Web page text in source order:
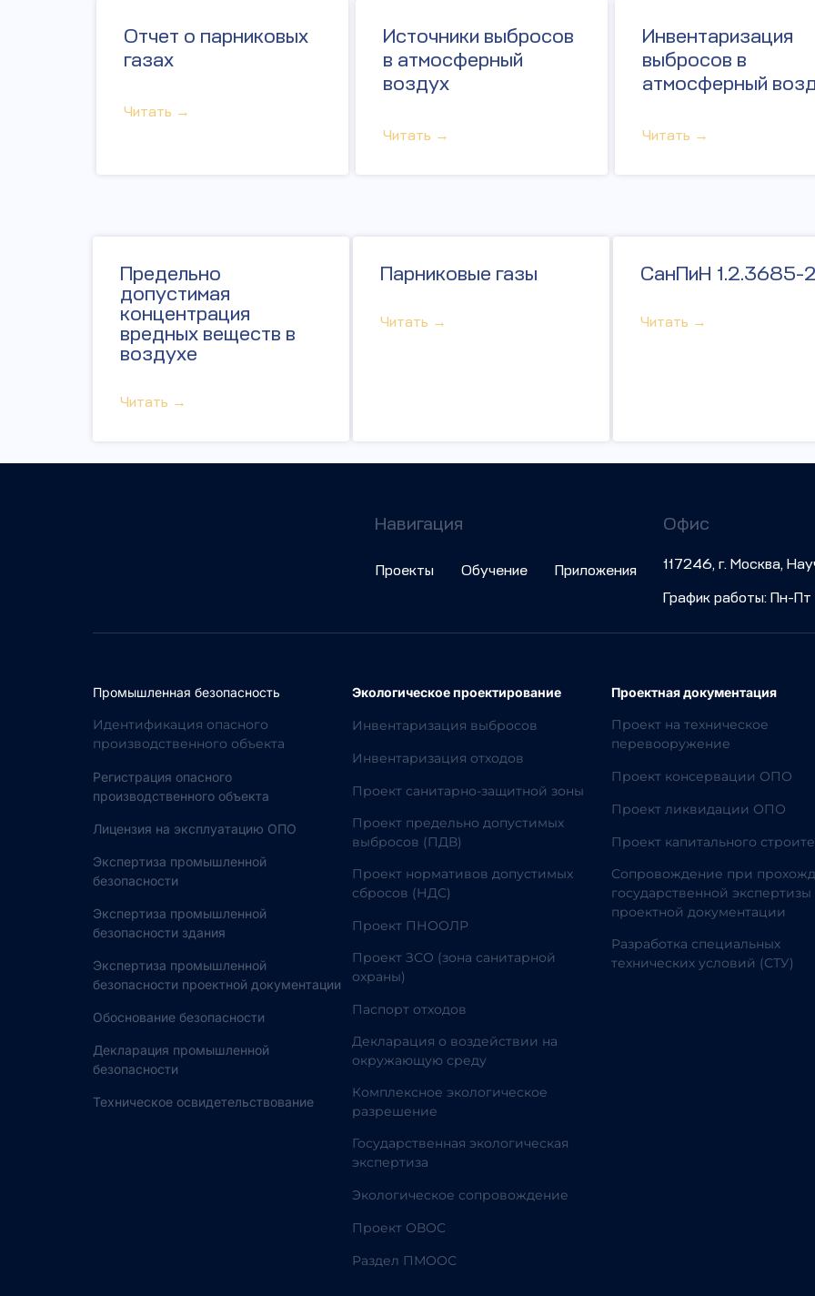
Отчет о парниковых
газах
Читать →
Источники выбросов
в атмосферный
воздух
Читать →
Инвентаризация
выбросов в
атмосферный
Читать →
Предельно
допустимая
концентрация
вредных веществ в
воздухе
Читать →
Парниковые газы
Читать →
СанПиН 1.2.3685-
Читать →
Навигация
Проекты Обучение Приложения
Офис
117246, г. Москва,
График работы: Пн-
Промышленная безопасность
Идентификация опасного
производственного объекта
Регистрация опасного
производственного объекта
Лицензия на эксплуатацию ОПО
Экспертиза промышленной
безопасности
Экспертиза промышленной
безопасности здания
Экспертиза промышленной
безопасности проектной документации
Обоснование безопасности
Декларация промышленной
безопасности
Техническое освидетельствование
Экологическое проектирование
Инвентаризация выбросов
Инвентаризация отходов
Проект санитарно-защитной зоны
Проект предельно допустимых
выбросов (ПДВ)
Проект нормативов допустимых
сбросов (НДС)
Проект ПНООЛР
Проект ЗСО (зона санитарной
охраны)
Паспорт отходов
Декларация о воздействии на
окружающую среду
Комплексное экологическое
разрешение
Государственная экологическая
экспертиза
Экологическое сопровождение
Проект ОВОС
Раздел ПМООС
Проектная документация
Проект на техническое
перевооружение
Проект консервации ОПО
Проект ликвидации ОПО
Проект капитального
Сопровождение при
государственной экспертизы
проектной документации
Разработка специальных
технических условий (СТУ)